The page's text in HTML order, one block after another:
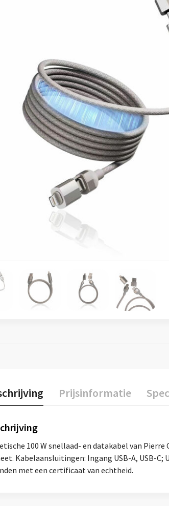
Prijsinformatie
100 W snellaad- en datakabel van
Kabelaansluitingen: Ingang USB-A, USB-C;
met een certificaat van echtheid.